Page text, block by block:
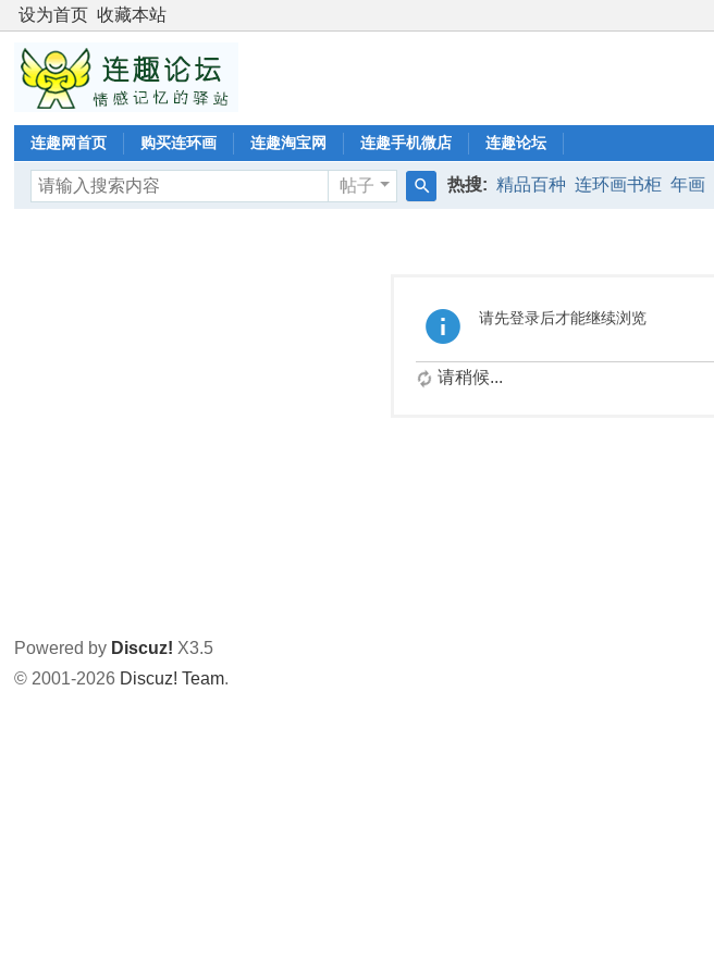
设为首页 收藏本站
连趣网首页 购买连环画 连趣淘宝网 连趣手机微店 连趣论坛
帖子 热搜: 精品百种 连环画书柜 年画
请先登录后才能继续浏览
请稍候...
Powered by Discuz! X3.5
© 2001-2026 Discuz! Team.